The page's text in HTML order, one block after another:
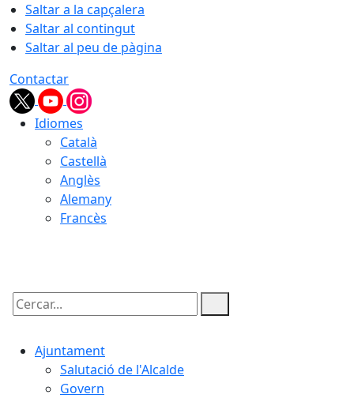
Saltar a la capçalera
Saltar al contingut
Saltar al peu de pàgina
Contactar
Idiomes
Català
Castellà
Anglès
Alemany
Francès
Cercar:
Ajuntament
Salutació de l'Alcalde
Govern